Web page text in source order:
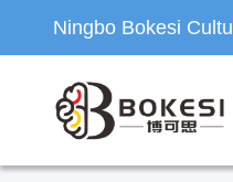
Ningbo Bokesi